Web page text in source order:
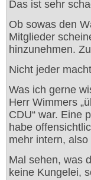
Das ist sehr
Ob sowas den
Mitglieder
hinzunehmen.
Nicht jeder
Was ich gerne
Herr Wimmers
CDU“ war. Eine
habe
mehr intern,
Mal sehen, was
keine Kungelei,